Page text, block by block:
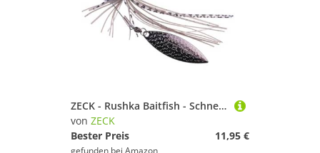
ZECK - Rushka Baitfish - Schnellwechsel-Underspin - 12,5g
von ZECK
Bester Preis
11,95 €
gefunden bei Amazon